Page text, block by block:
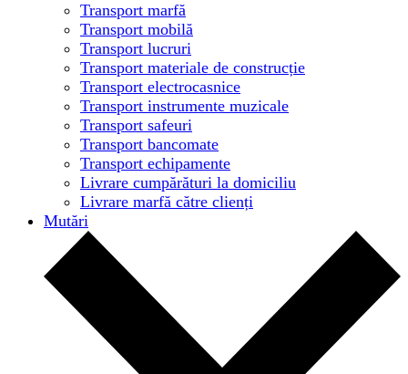
Transport marfă
Transport mobilă
Transport lucruri
Transport materiale de construcție
Transport electrocasnice
Transport instrumente muzicale
Transport safeuri
Transport bancomate
Transport echipamente
Livrare cumpărături la domiciliu
Livrare marfă către clienți
Mutări